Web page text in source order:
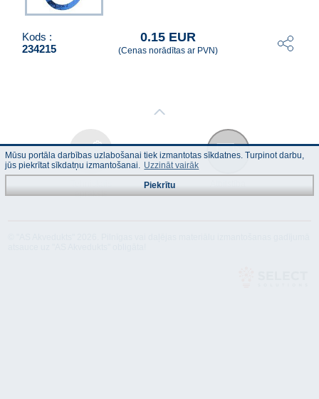
Kods :
234215
0.15 EUR
(Cenas norādītas ar PVN)
apraksts
Mūsu portāla darbības uzlabošanai tiek izmantotas sīkdatnes. Turpinot darbu,
jūs piekrītat sīkdatņu izmantošanai. Uzzināt vairāk
Piekrītu